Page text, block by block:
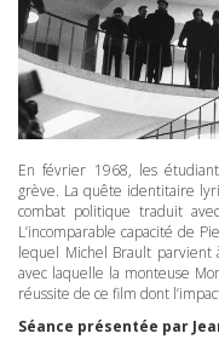
En février 1968, les
grève. La quête identitaire
combat politique traduit
L’incomparable capacité de
lequel Michel Brault parvient
avec laquelle la monteuse
réussite de ce film dont
Séance présentée par